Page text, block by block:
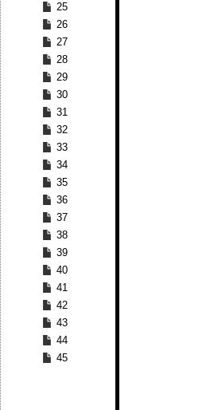
25
26
27
28
29
30
31
32
33
34
35
36
37
38
39
40
41
42
43
44
45